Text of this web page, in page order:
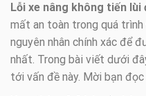
Lỗi xe nâng không tiến lùi
mất an toàn trong quá trình
nguyên nhân chính xác để
nhất. Trong bài viết dưới
tới vấn đề này. Mời bạn